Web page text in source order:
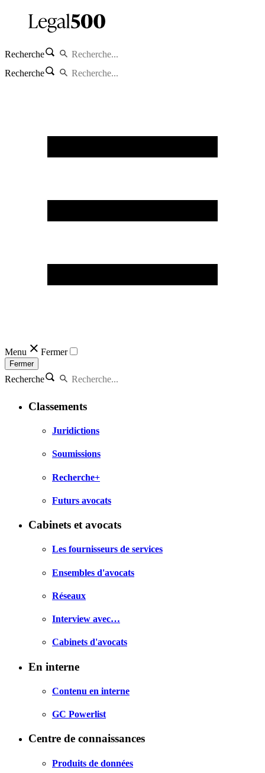
Recherche
Recherche
Menu Fermer
Fermer
Recherche
Classements
Juridictions
Soumissions
Recherche+
Futurs avocats
Cabinets et avocats
Les fournisseurs de services
Ensembles d'avocats
Réseaux
Interview avec…
Cabinets d'avocats
En interne
Contenu en interne
GC Powerlist
Centre de connaissances
Produits de données